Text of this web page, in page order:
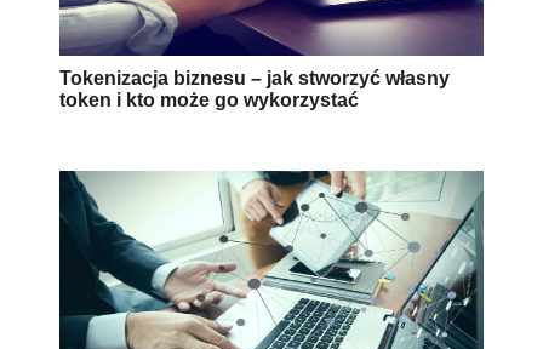
Tokenizacja biznesu – jak stworzyć własny
token i kto może go wykorzystać